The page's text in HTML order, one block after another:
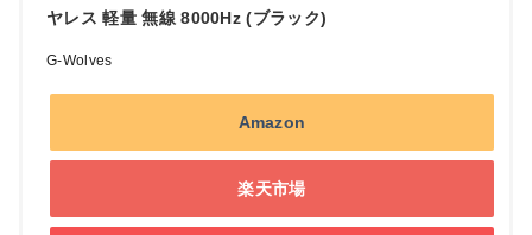
ヤレス 軽量 無線 8000Hz (ブラック)
G-Wolves
Amazon
楽天市場